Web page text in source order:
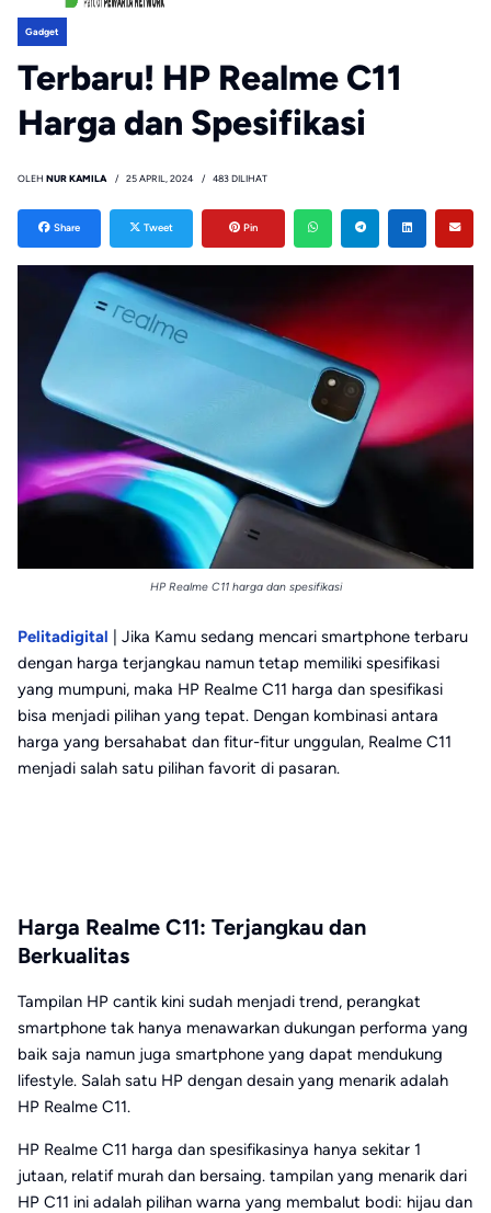
Gadget
Terbaru! HP Realme C11
Harga dan Spesifikasi
OLEH NUR KAMILA 25 APRIL, 2024 483 DILIHAT
Share Tweet Pin
HP Realme C11 harga dan spesifikasi
Pelitadigital | Jika Kamu sedang mencari smartphone terbaru
dengan harga terjangkau namun tetap memiliki spesifikasi
yang mumpuni, maka HP Realme C11 harga dan spesifikasi
bisa menjadi pilihan yang tepat. Dengan kombinasi antara
harga yang bersahabat dan fitur-fitur unggulan, Realme C11
menjadi salah satu pilihan favorit di pasaran.
Harga Realme C11: Terjangkau dan
Berkualitas
Tampilan HP cantik kini sudah menjadi trend, perangkat
smartphone tak hanya menawarkan dukungan performa yang
baik saja namun juga smartphone yang dapat mendukung
lifestyle. Salah satu HP dengan desain yang menarik adalah
HP Realme C11.
HP Realme C11 harga dan spesifikasinya hanya sekitar 1
jutaan, relatif murah dan bersaing. tampilan yang menarik dari
HP C11 ini adalah pilihan warna yang membalut bodi: hijau dan